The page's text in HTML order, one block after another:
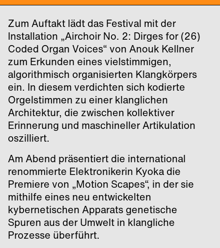
Zum Auftakt lädt das Festival mit der
Installation „Airchoir No. 2: Dirges for (26)
Coded Organ Voices“ von Anouk Kellner
zum Erkunden eines vielstimmigen,
algorithmisch organisierten Klangkörpers
ein. In diesem verdichten sich kodierte
Orgelstimmen zu einer klanglichen
Architektur, die zwischen kollektiver
Erinnerung und maschineller Artikulation
oszilliert.
Am Abend präsentiert die international
renommierte Elektronikerin Kyoka die
Premiere von „Motion Scapes“, in der sie
mithilfe eines neu entwickelten
kybernetischen Apparats genetische
Spuren aus der Umwelt in klangliche
Prozesse überführt.